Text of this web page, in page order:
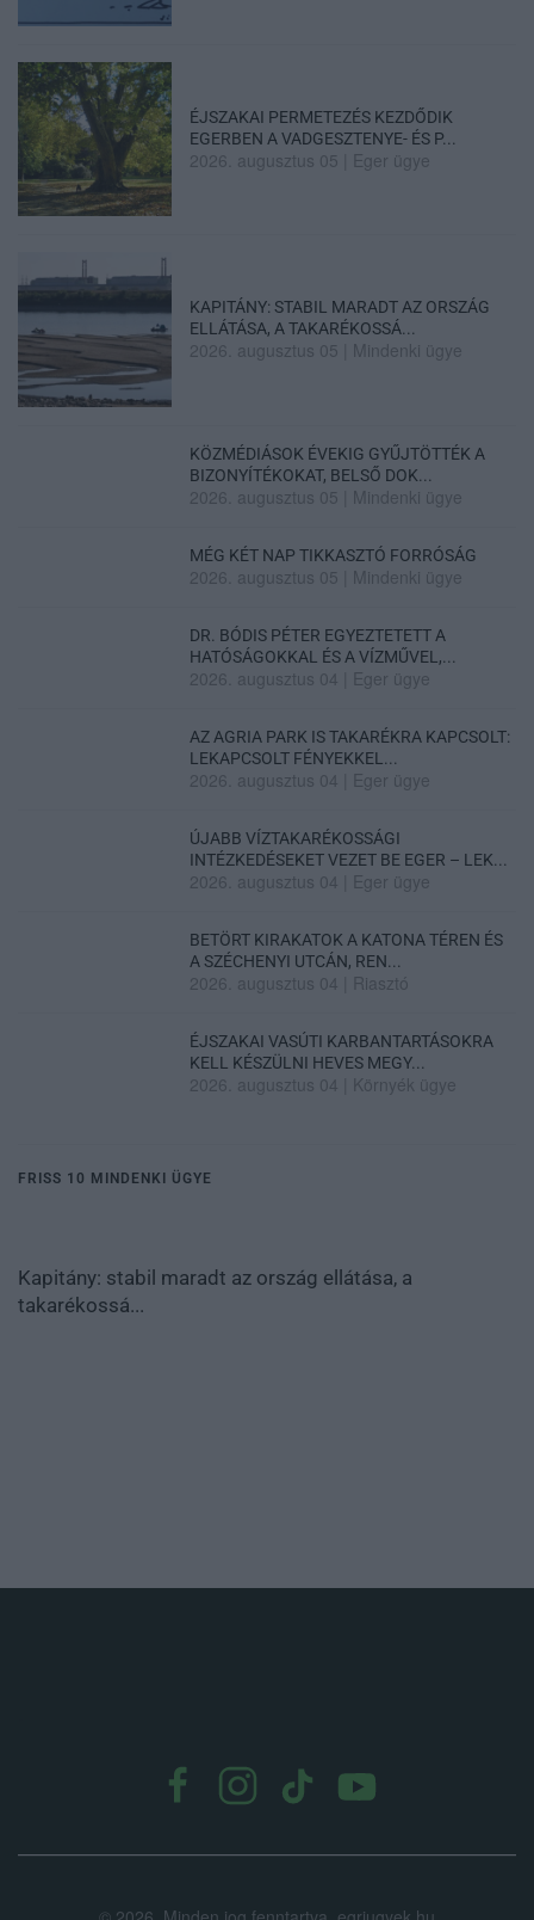
ÉJSZAKAI PERMETEZÉS KEZDŐDIK
EGERBEN A VADGESZTENYE- ÉS P...
2026. augusztus 05 Eger ügye
KAPITÁNY: STABIL MARADT AZ ORSZÁG
ELLÁTÁSA, A TAKARÉKOSSÁ...
2026. augusztus 05 Mindenki ügye
KÖZMÉDIÁSOK ÉVEKIG GYŰJTÖTTÉK A
BIZONYÍTÉKOKAT, BELSŐ DOK...
2026. augusztus 05 Mindenki ügye
MÉG KÉT NAP TIKKASZTÓ FORRÓSÁG
2026. augusztus 05 Mindenki ügye
DR. BÓDIS PÉTER EGYEZTETETT A
HATÓSÁGOKKAL ÉS A VÍZMŰVEL,...
2026. augusztus 04 Eger ügye
AZ AGRIA PARK IS TAKARÉKRA KAPCSOLT:
LEKAPCSOLT FÉNYEKKEL...
2026. augusztus 04 Eger ügye
ÚJABB VÍZTAKARÉKOSSÁGI
INTÉZKEDÉSEKET VEZET BE EGER – LEK...
2026. augusztus 04 Eger ügye
BETÖRT KIRAKATOK A KATONA TÉREN ÉS
A SZÉCHENYI UTCÁN, REN...
2026. augusztus 04 Riasztó
ÉJSZAKAI VASÚTI KARBANTARTÁSOKRA
KELL KÉSZÜLNI HEVES MEGY...
2026. augusztus 04 Környék ügye
FRISS 10 MINDENKI ÜGYE
Kapitány: stabil maradt az ország ellátása, a
takarékossá...